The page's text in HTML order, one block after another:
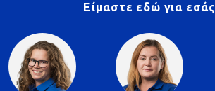
Είμαστε εδώ για εσάς